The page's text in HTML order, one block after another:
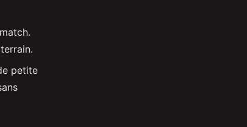
petite